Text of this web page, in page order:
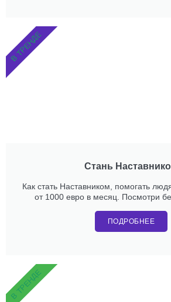
Стань
Как стать Наставником, помогать
от 1000 евро в месяц. Посмотри
ПОДРОБНЕЕ
В ТРЕНДЕ
В ТРЕНДЕ